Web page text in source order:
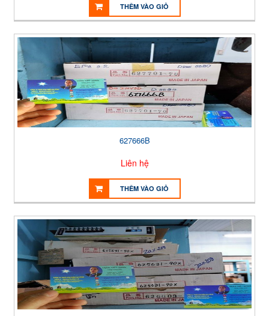
THÊM VÀO GIỎ
627666B
Liên hệ
THÊM VÀO GIỎ